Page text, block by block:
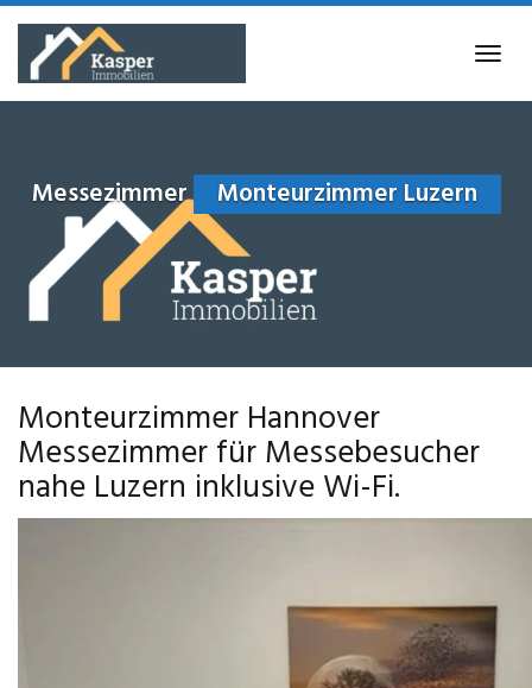
Skip
main
Messezimmer Monteurzimmer Luzern
Monteurzimmer Hannover
Messezimmer für Messebesucher
nahe Luzern inklusive Wi-Fi.